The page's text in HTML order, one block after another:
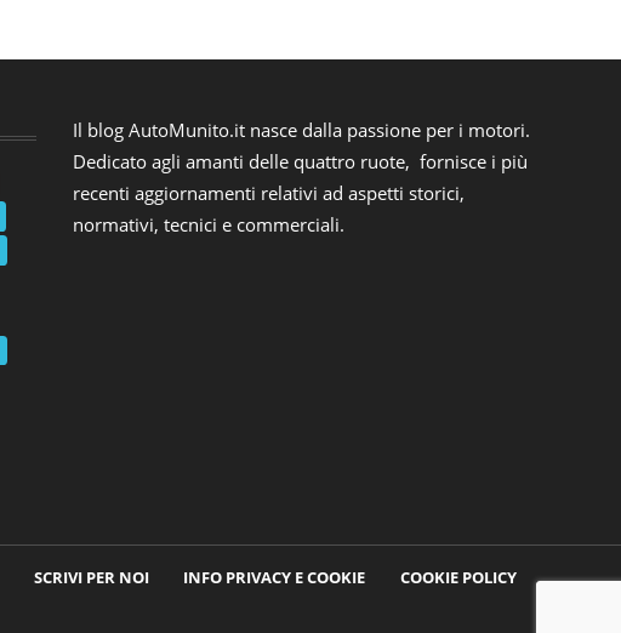
Il blog AutoMunito.it nasce dalla passione per i motori.
Dedicato agli amanti delle quattro ruote, fornisce i più
recenti aggiornamenti relativi ad aspetti storici,
normativi, tecnici e commerciali.
SCRIVI PER NOI INFO PRIVACY E COOKIE COOKIE POLICY